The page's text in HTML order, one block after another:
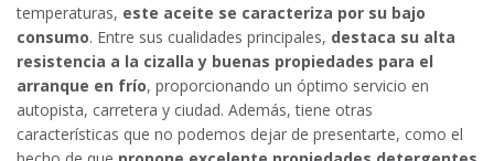
temperaturas, este aceite se caracteriza por su bajo
consumo. Entre sus cualidades principales, destaca su alta
resistencia a la cizalla y buenas propiedades para el
arranque en frío, proporcionando un óptimo servicio en
autopista, carretera y ciudad. Además, tiene otras
características que no podemos dejar de presentarte, como el